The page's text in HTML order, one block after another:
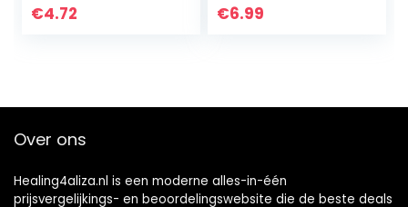
€4.72
technologie voor
€6.99
Over ons
Healing4aliza.nl is een moderne alles-in-één
prijsvergelijkings- en beoordelingswebsite die de beste deals